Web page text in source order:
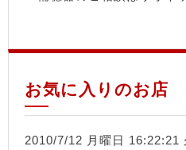
お気に入りのお店
2010/7/12 月曜日 16:22:21